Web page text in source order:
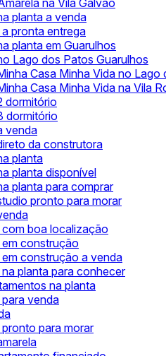
na Vila Galvão
planta a venda
pronta entrega
planta em Guarulhos
Lago dos Patos Guarulhos
Casa Minha Vida no Lago
Casa Minha Vida na Vila
dormitório
dormitório
venda
da construtora
planta
planta disponível
planta para comprar
pronto para morar
boa localização
construção
construção a venda
planta para conhecer
na planta
venda
para morar